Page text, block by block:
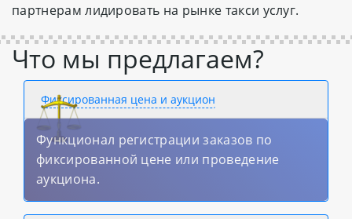
партнерам лидировать на рынке такси услуг.
Что мы предлагаем?
Фиксированная цена и аукцион
Функционал регистрации заказов по
фиксированной цене или проведение
аукциона.